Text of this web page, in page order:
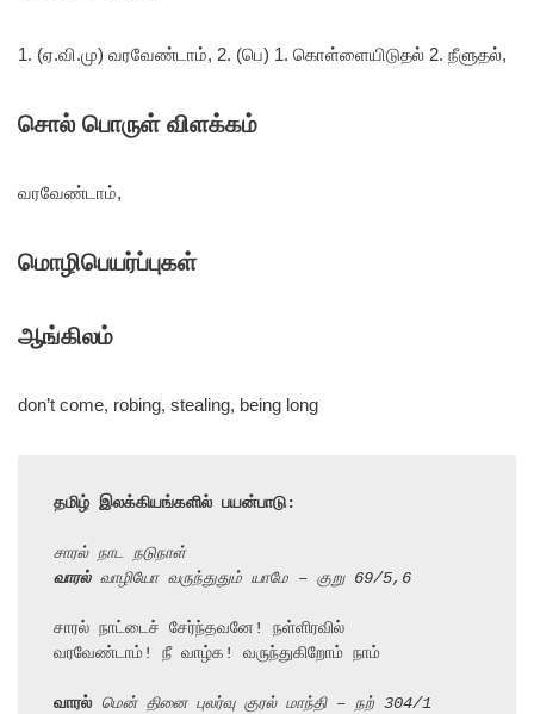
1. (ஏ.வி.மு) வரவேண்டாம், 2. (பெ) 1. கொள்ளையிடுதல் 2. நீளுதல்,
சொல் பொருள் விளக்கம்
வரவேண்டாம்,
மொழிபெயர்ப்புகள்
ஆங்கிலம்
don’t come, robing, stealing, being long
தமிழ் இலக்கியங்களில் பயன்பாடு:
சாரல் நாட நடுநாள்
வாரல் வாழியோ வருந்துதும் யாமே – குறு 69/5,6
சாரல் நாட்டைச் சேர்ந்தவனே! நள்ளிரவில்
வரவேண்டாம்! நீ வாழ்க! வருந்துகிறோம் நாம்
வாரல் மென் தினை புலர்வு குரல் மாந்தி – நற் 304/1